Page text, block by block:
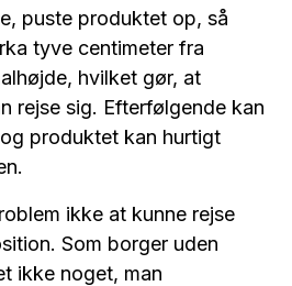
puste produktet op, så
tyve centimeter fra
hvilket gør, at
rejse sig. Efterfølgende kan
produktet kan hurtigt
ikke at kunne rejse
Som borger uden
ikke noget, man